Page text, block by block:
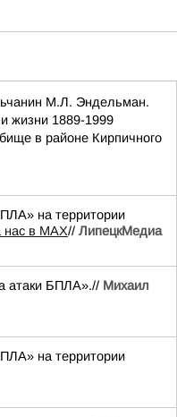
М.Л. Эндельман.
жизни 1889-1999
в районе Кирпичного
на территории
нас в МАХ// ЛипецкМедиа
атаки БПЛА».// Михаил
на территории